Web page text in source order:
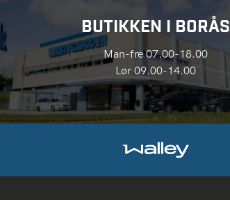
BUTIKKEN I BORÅS
Man-fre 07.00-18.00
Lør 09.00-14.00